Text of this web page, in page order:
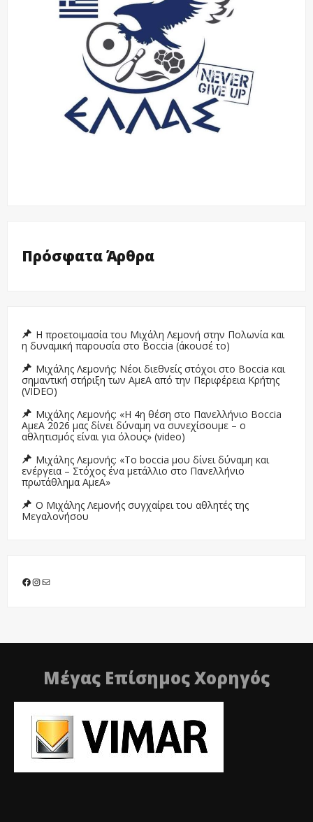
Πρόσφατα Άρθρα
Η προετοιμασία του Μιχάλη Λεμονή στην Πολωνία και
η δυναμική παρουσία στο Boccia (άκουσέ το)
Μιχάλης Λεμονής: Νέοι διεθνείς στόχοι στο Boccia και
σημαντική στήριξη των ΑμεΑ από την Περιφέρεια Κρήτης
(VIDEO)
Μιχάλης Λεμονής: «Η 4η θέση στο Πανελλήνιο Boccia
ΑμεΑ 2026 μας δίνει δύναμη να συνεχίσουμε – ο
αθλητισμός είναι για όλους» (video)
Μιχάλης Λεμονής: «Το boccia μου δίνει δύναμη και
ενέργεια – Στόχος ένα μετάλλιο στο Πανελλήνιο
πρωτάθλημα ΑμεΑ»
Ο Μιχάλης Λεμονής συγχαίρει του αθλητές της
Μεγαλονήσου
Facebook
Instagram
Μέγας Επίσημος Χορηγός